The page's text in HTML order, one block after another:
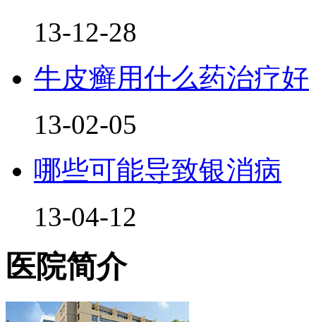
13-12-28
牛皮癣用什么药治疗好
13-02-05
哪些可能导致银消病
13-04-12
医院简介